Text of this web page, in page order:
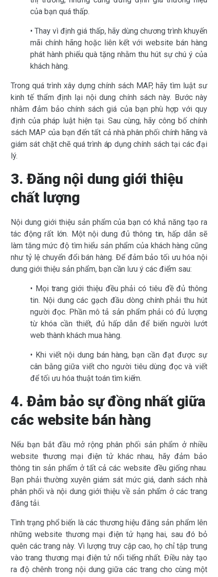
của bạn quá thấp.
• Thay vì định giá thấp, hãy dùng chương trình khuyến
mãi chính hãng hoặc liên kết với website bán hàng
phát hành phiếu quà tặng nhằm thu hút sự chú ý của
khách hàng.
Trong quá trình xây dựng chính sách MAP, hãy tìm luật sư
kinh tế thẩm định lại nội dung chính sách này. Bước này
nhằm đảm bảo chính sách giá của bạn phù hợp với quy
định của pháp luật hiện tại. Sau cùng, hãy công bố chính
sách MAP của bạn đến tất cả nhà phân phối chính hãng và
giám sát chặt chẽ quá trình áp dụng chính sách tại các đại
lý.
3. Đăng nội dung giới thiệu
chất lượng
Nội dung giới thiệu sản phẩm của bạn có khả năng tạo ra
tác động rất lớn. Một nội dung đủ thông tin, hấp dẫn sẽ
làm tăng mức độ tìm hiểu sản phẩm của khách hàng cũng
như tỷ lệ chuyển đổi bán hàng. Để đảm bảo tối ưu hóa nội
dung giới thiệu sản phẩm, bạn cần lưu ý các điểm sau:
• Mọi trang giới thiệu đều phải có tiêu đề đủ thông
tin. Nội dung các gạch đầu dòng chính phải thu hút
người đọc. Phần mô tả sản phẩm phải có đủ lượng
từ khóa cần thiết, đủ hấp dẫn để biến người lướt
web thành khách mua hàng.
• Khi viết nội dung bán hàng, bạn cần đạt được sự
cân bằng giữa viết cho người tiêu dùng đọc và viết
để tối ưu hóa thuật toán tìm kiếm.
4. Đảm bảo sự đồng nhất giữa
các website bán hàng
Nếu bạn bắt đầu mở rộng phân phối sản phẩm ở nhiều
website thương mại điện tử khác nhau, hãy đảm bảo
thông tin sản phẩm ở tất cả các website đều giống nhau.
Bạn phải thường xuyên giám sát mức giá, danh sách nhà
phân phối và nội dung giới thiệu về sản phẩm ở các trang
đăng tải.
Tình trạng phổ biến là các thương hiệu đăng sản phẩm lên
những website thương mại điện tử hạng hai, sau đó bỏ
quên các trang này. Vì lượng truy cập cao, họ chỉ tập trung
vào trang thương mại điện tử nổi tiếng nhất. Điều này tạo
ra độ chênh trong nội dung giữa các trang cho cùng một